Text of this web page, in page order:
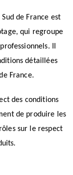
de France est
qui regroupe
Il
détaillées
France.
des conditions
de produire les
sur le respect